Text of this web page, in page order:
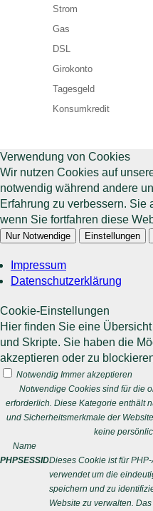
Strom
Gas
DSL
Girokonto
Tagesgeld
Konsumkredit
Verwendung von Cookies
Wir nutzen Cookies auf
notwendig während andere
Erfahrung zu verbessern. Sie
wenn Sie fortfahren diese
Nur Notwendige Einstellungen
Impressum
Datenschutzerklärung
Cookie-Einstellungen
Hier finden Sie eine
und Skripte. Sie haben die
akzeptieren oder zu
Notwendig Immer akzeptieren
Notwendige Cookies sind für die
erforderlich. Diese Kategorie enthält
und Sicherheitsmerkmale der
keine
Name
PHPSESSIDDieses Cookie ist für
verwendet um die
speichern und zu
Website zu verwalten.